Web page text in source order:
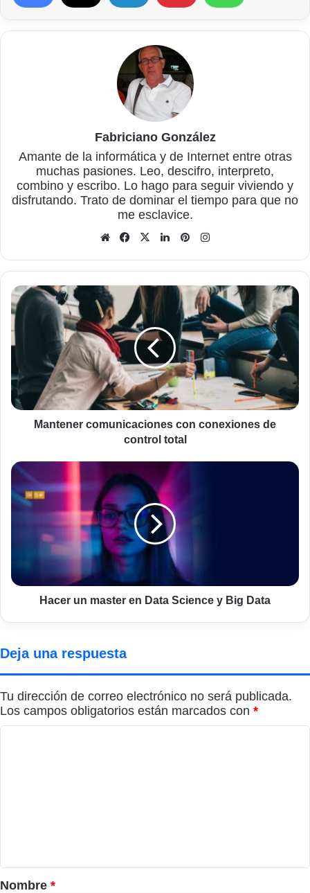
Fabriciano González
Amante de la informática y de Internet entre otras
muchas pasiones. Leo, descifro, interpreto,
combino y escribo. Lo hago para seguir viviendo y
disfrutando. Trato de dominar el tiempo para que no
me esclavice.
Sitio
Facebook
X LinkedInPinterest
Mantener
comunicaciones
con
conexiones
de
control
total
Mantener comunicaciones con conexiones de
control total
Hacer
un
master
en
Science
Big
Data
Hacer un master en Data Science y Big Data
Deja una respuesta
Tu dirección de correo electrónico no será publicada.
Los campos obligatorios están marcados con *
r
Nombre *